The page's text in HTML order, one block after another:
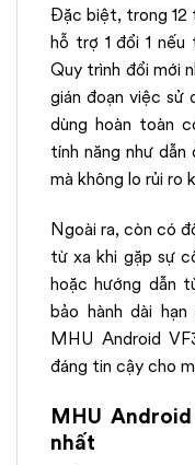
Đặc biệt, trong 12
hỗ trợ 1 đổi 1
Quy trình đổi mới
gián đoạn việc sử
dùng hoàn toàn
tính năng như
mà không lo rủi ro
Ngoài ra, còn có
từ xa khi gặp sự
hoặc hướng dẫn
bảo hành dài
MHU Android
đáng tin cậy cho
MHU
nhất